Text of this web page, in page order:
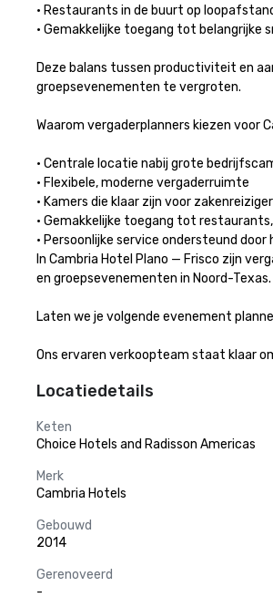
• Restaurants in de buurt op
• Gemakkelijke toegang tot belangrijke
Deze balans tussen productiviteit en
groepsevenementen te vergroten.
Waarom vergaderplanners kiezen voor
• Centrale locatie nabij grote
• Flexibele, moderne vergaderruimte
• Kamers die klaar zijn voor
• Gemakkelijke toegang tot
• Persoonlijke service ondersteund door
In Cambria Hotel Plano — Frisco zijn
en groepsevenementen in Noord-Texas.
Laten we je volgende evenement
Ons ervaren verkoopteam staat klaar
Locatiedetails
Keten
Choice Hotels and Radisson Americas
Merk
Cambria Hotels
Gebouwd
2014
Gerenoveerd
-